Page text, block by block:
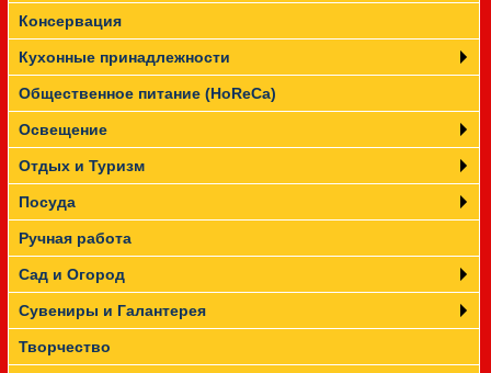
Консервация
Кухонные принадлежности
Общественное питание (HoReCa)
Освещение
Отдых и Туризм
Посуда
Ручная работа
Сад и Огород
Сувениры и Галантерея
Творчество